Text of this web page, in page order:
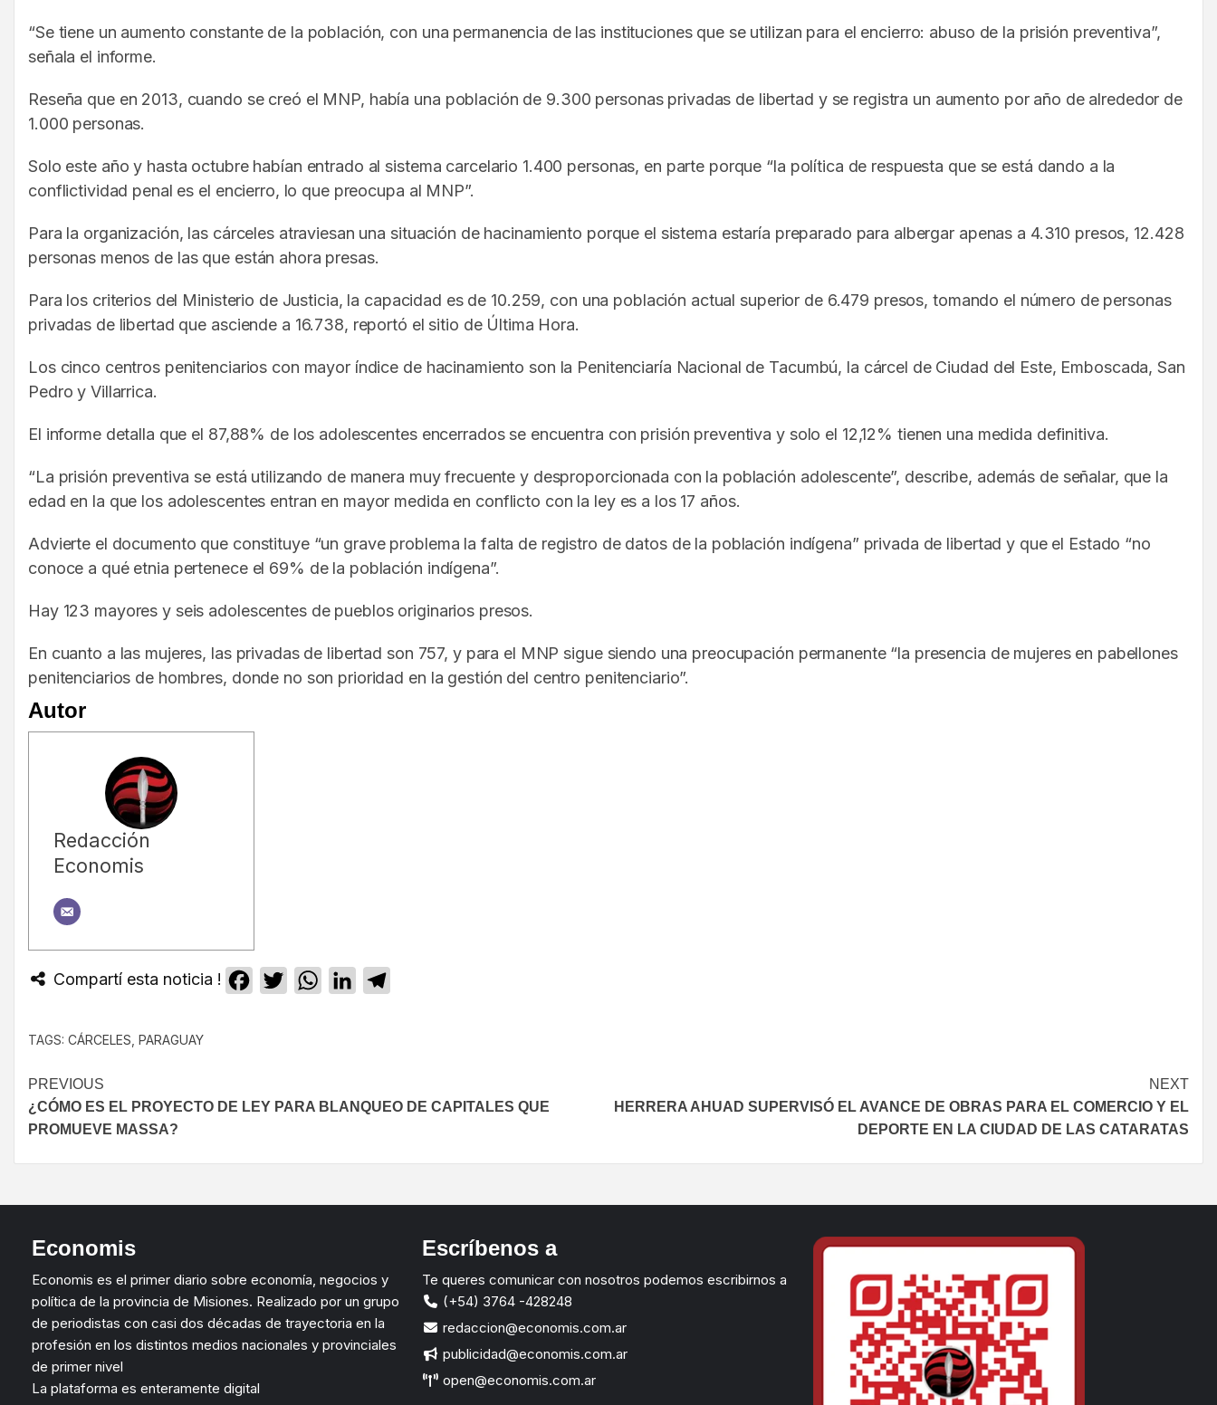
“Se tiene un aumento constante de la población, con una permanencia de las instituciones que se utilizan para el encierro: abuso de la prisión preventiva”,
señala el informe.
Reseña que en 2013, cuando se creó el MNP, había una población de 9.300 personas privadas de libertad y se registra un aumento por año de alrededor de
1.000 personas.
Solo este año y hasta octubre habían entrado al sistema carcelario 1.400 personas, en parte porque “la política de respuesta que se está dando a la
conflictividad penal es el encierro, lo que preocupa al MNP”.
Para la organización, las cárceles atraviesan una situación de hacinamiento porque el sistema estaría preparado para albergar apenas a 4.310 presos, 12.428
personas menos de las que están ahora presas.
Para los criterios del Ministerio de Justicia, la capacidad es de 10.259, con una población actual superior de 6.479 presos, tomando el número de personas
privadas de libertad que asciende a 16.738, reportó el sitio de Última Hora.
Los cinco centros penitenciarios con mayor índice de hacinamiento son la Penitenciaría Nacional de Tacumbú, la cárcel de Ciudad del Este, Emboscada, San
Pedro y Villarrica.
El informe detalla que el 87,88% de los adolescentes encerrados se encuentra con prisión preventiva y solo el 12,12% tienen una medida definitiva.
“La prisión preventiva se está utilizando de manera muy frecuente y desproporcionada con la población adolescente”, describe, además de señalar, que la
edad en la que los adolescentes entran en mayor medida en conflicto con la ley es a los 17 años.
Advierte el documento que constituye “un grave problema la falta de registro de datos de la población indígena” privada de libertad y que el Estado “no
conoce a qué etnia pertenece el 69% de la población indígena”.
Hay 123 mayores y seis adolescentes de pueblos originarios presos.
En cuanto a las mujeres, las privadas de libertad son 757, y para el MNP sigue siendo una preocupación permanente “la presencia de mujeres en pabellones
penitenciarios de hombres, donde no son prioridad en la gestión del centro penitenciario”.
Autor
Redacción
Economis
Compartí esta noticia ! Facebook
TwitterWhatsApp
LinkedIn
TAGS: CÁRCELES PARAGUAY
PREVIOUS
¿CÓMO ES EL PROYECTO DE LEY PARA BLANQUEO DE CAPITALES QUE
PROMUEVE MASSA?
NEXT
HERRERA AHUAD SUPERVISÓ EL AVANCE DE OBRAS PARA EL COMERCIO Y EL
DEPORTE EN LA CIUDAD DE LAS CATARATAS
Economis
Economis es el primer diario sobre economía, negocios y
política de la provincia de Misiones. Realizado por un grupo
de periodistas con casi dos décadas de trayectoria en la
profesión en los distintos medios nacionales y provinciales
de primer nivel
La plataforma es enteramente digital
Escríbenos a
Te queres comunicar con nosotros podemos escribirnos a
(+54) 3764 -428248
redaccion@economis.com.ar
publicidad@economis.com.ar
open@economis.com.ar